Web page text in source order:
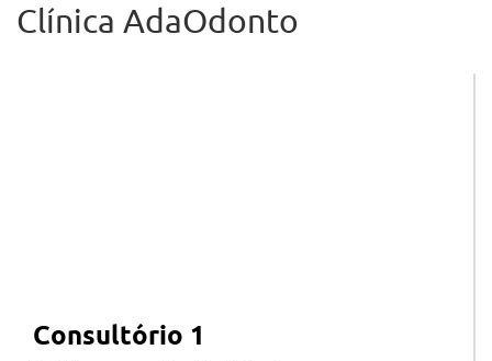
Clínica AdaOdonto
Consultório 1